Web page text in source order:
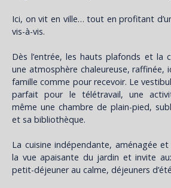
Ici, on vit en ville… tout en profitant
vis-à-vis.
Dès l’entrée, les hauts plafonds et la
une atmosphère chaleureuse, raffinée,
famille comme pour recevoir. Le
parfait pour le télétravail, une
même une chambre de plain-pied,
et sa bibliothèque.
La cuisine indépendante, aménagée
la vue apaisante du jardin et invite
petit-déjeuner au calme, déjeuners